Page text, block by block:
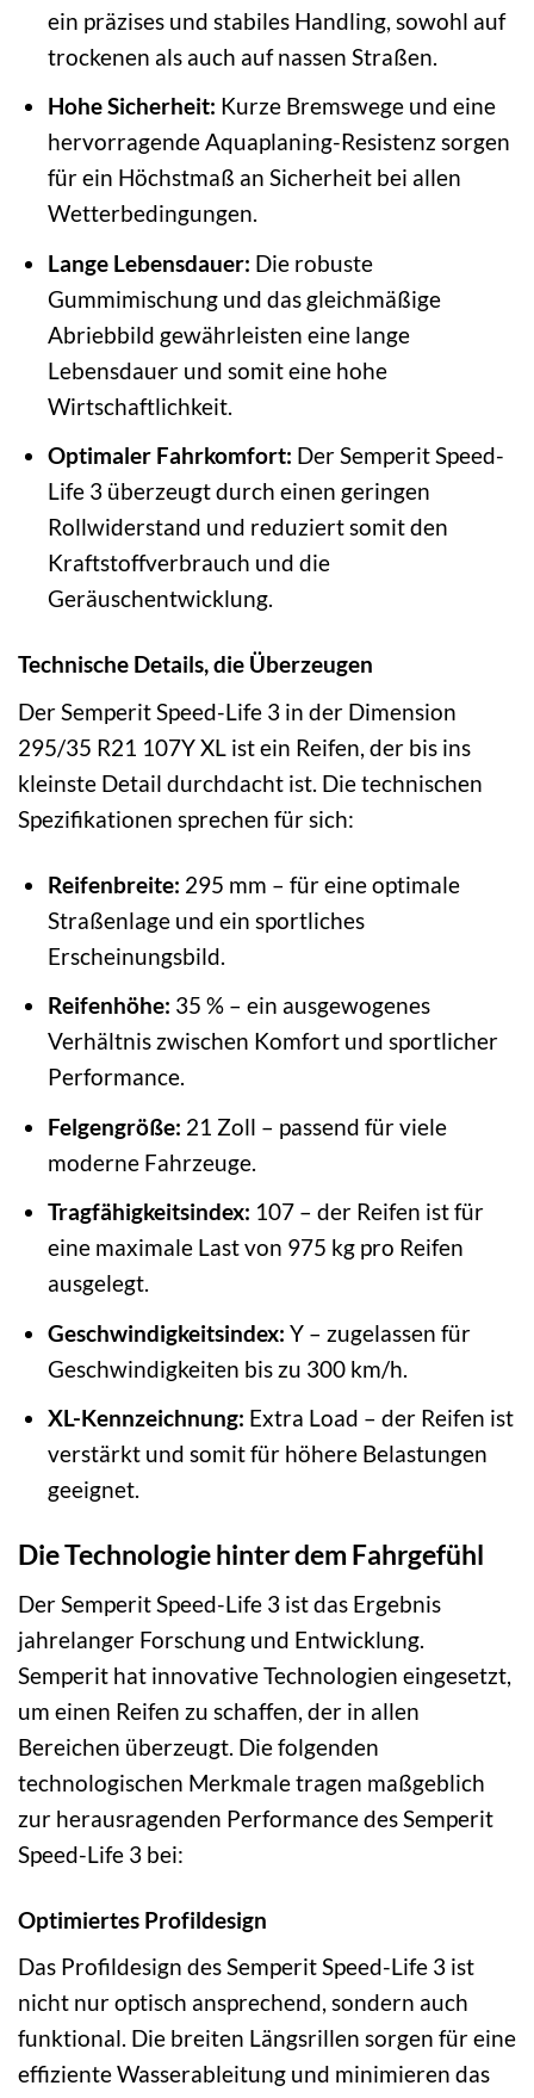
ein präzises und stabiles Handling, sowohl auf
trockenen als auch auf nassen Straßen.
Hohe Sicherheit: Kurze Bremswege und eine
hervorragende Aquaplaning-Resistenz sorgen
für ein Höchstmaß an Sicherheit bei allen
Wetterbedingungen.
Lange Lebensdauer: Die robuste
Gummimischung und das gleichmäßige
Abriebbild gewährleisten eine lange
Lebensdauer und somit eine hohe
Wirtschaftlichkeit.
Optimaler Fahrkomfort: Der Semperit Speed-
Life 3 überzeugt durch einen geringen
Rollwiderstand und reduziert somit den
Kraftstoffverbrauch und die
Geräuschentwicklung.
Technische Details, die Überzeugen
Der Semperit Speed-Life 3 in der Dimension
295/35 R21 107Y XL ist ein Reifen, der bis ins
kleinste Detail durchdacht ist. Die technischen
Spezifikationen sprechen für sich:
Reifenbreite: 295 mm – für eine optimale
Straßenlage und ein sportliches
Erscheinungsbild.
Reifenhöhe: 35 % – ein ausgewogenes
Verhältnis zwischen Komfort und sportlicher
Performance.
Felgengröße: 21 Zoll – passend für viele
moderne Fahrzeuge.
Tragfähigkeitsindex: 107 – der Reifen ist für
eine maximale Last von 975 kg pro Reifen
ausgelegt.
Geschwindigkeitsindex: Y – zugelassen für
Geschwindigkeiten bis zu 300 km/h.
XL-Kennzeichnung: Extra Load – der Reifen ist
verstärkt und somit für höhere Belastungen
geeignet.
Die Technologie hinter dem Fahrgefühl
Der Semperit Speed-Life 3 ist das Ergebnis
jahrelanger Forschung und Entwicklung.
Semperit hat innovative Technologien eingesetzt,
um einen Reifen zu schaffen, der in allen
Bereichen überzeugt. Die folgenden
technologischen Merkmale tragen maßgeblich
zur herausragenden Performance des Semperit
Speed-Life 3 bei:
Optimiertes Profildesign
Das Profildesign des Semperit Speed-Life 3 ist
nicht nur optisch ansprechend, sondern auch
funktional. Die breiten Längsrillen sorgen für eine
effiziente Wasserableitung und minimieren das